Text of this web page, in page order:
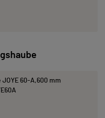
JOYE 60-A,600 mm